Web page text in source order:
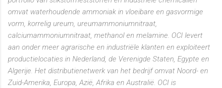
omvat waterhoudende ammoniak in vloeibare en gasvormige
vorm, korrelig ureum, ureumammoniumnitraat,
calciumammoniumnitraat, methanol en melamine. OCI levert
aan onder meer agrarische en industriële klanten en exploiteert
productielocaties in Nederland, de Verenigde Staten, Egypte en
Algerije. Het distributienetwerk van het bedrijf omvat Noord- en
Zuid-Amerika, Europa, Azië, Afrika en Australië. OCI is